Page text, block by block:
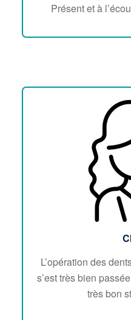
Présent et à
L’opération des
s’est très bien
très bon